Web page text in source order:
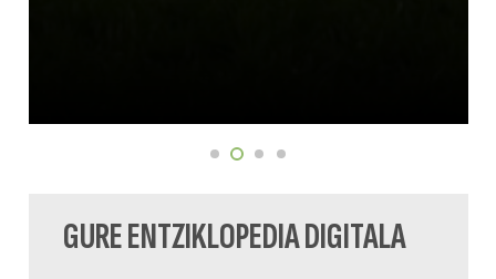
GURE ENTZIKLOPEDIA DIGITALA